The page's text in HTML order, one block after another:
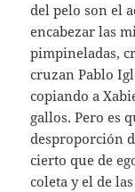
del pelo son el
encabezar las
pimpineladas,
cruzan Pablo
copiando a
gallos. Pero es
desproporción
cierto que de
coleta y el de